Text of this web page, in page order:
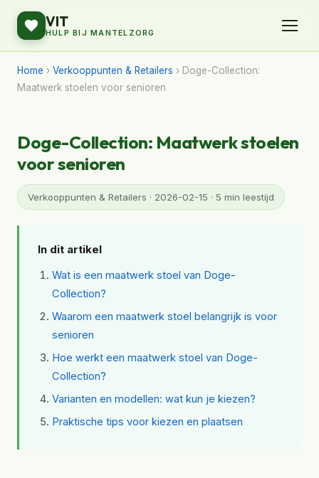
VIT
HULP BIJ MANTELZORG
Home › Verkooppunten & Retailers › Doge-Collection:
Maatwerk stoelen voor senioren
Doge-Collection: Maatwerk stoelen
voor senioren
Verkooppunten & Retailers · 2026-02-15 · 5 min leestijd
In dit artikel
Wat is een maatwerk stoel van Doge-
Collection?
Waarom een maatwerk stoel belangrijk is voor
senioren
Hoe werkt een maatwerk stoel van Doge-
Collection?
Varianten en modellen: wat kun je kiezen?
Praktische tips voor kiezen en plaatsen